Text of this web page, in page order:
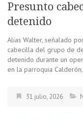
Presunto
detenido
Alias Walter, señalado
cabecilla del grupo de
detenido durante un
en la parroquia
31 julio, 2026